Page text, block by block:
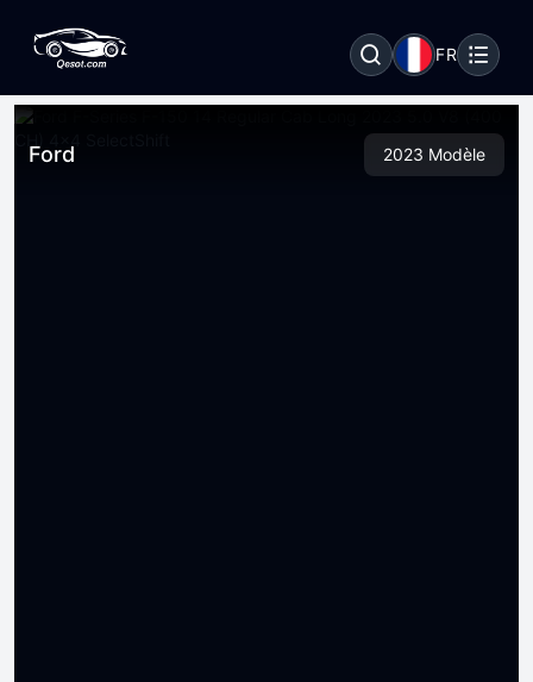
FR
Ford 2023 Modèle